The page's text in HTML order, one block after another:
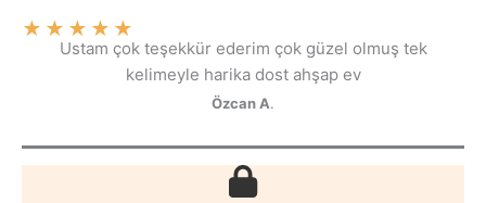
★ ★ ★ ★ ★
Ustam çok teşekkür ederim çok güzel olmuş tek
kelimeyle harika dost ahşap ev
Özcan A.